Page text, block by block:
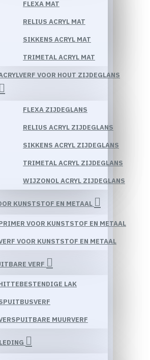
FLEXA MAT
RELIUS ACRYL MAT
SIKKENS ACRYL MAT
TRIMETAL ACRYL MAT
VOOR HOUT ZIJDEGLANS
FLEXA ZIJDEGLANS
RELIUS ACRYL ZIJDEGLANS
SIKKENS ACRYL ZIJDEGLANS
TRIMETAL ACRYL ZIJDEGLANS
WIJZONOL ACRYL ZIJDEGLANS
KUNSTSTOF EN METAAL
VOOR KUNSTSTOF EN METAAL
VOOR KUNSTSTOF EN METAAL
VERF
LAK
MUURVERF